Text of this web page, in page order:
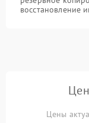
восстановление
Цены